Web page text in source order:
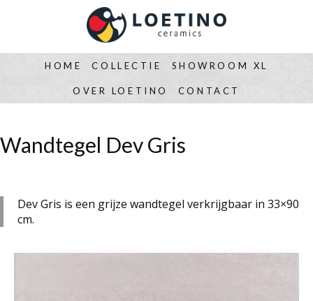
HOME COLLECTIE SHOWROOM XL
OVER LOETINO CONTACT
Wandtegel Dev Gris
Dev Gris is een grijze wandtegel verkrijgbaar in 33×90
cm.